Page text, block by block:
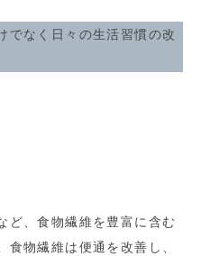
でなく日々の生活習慣の改
ど、食物繊維を豊富に含む
物繊維は便通を改善し、